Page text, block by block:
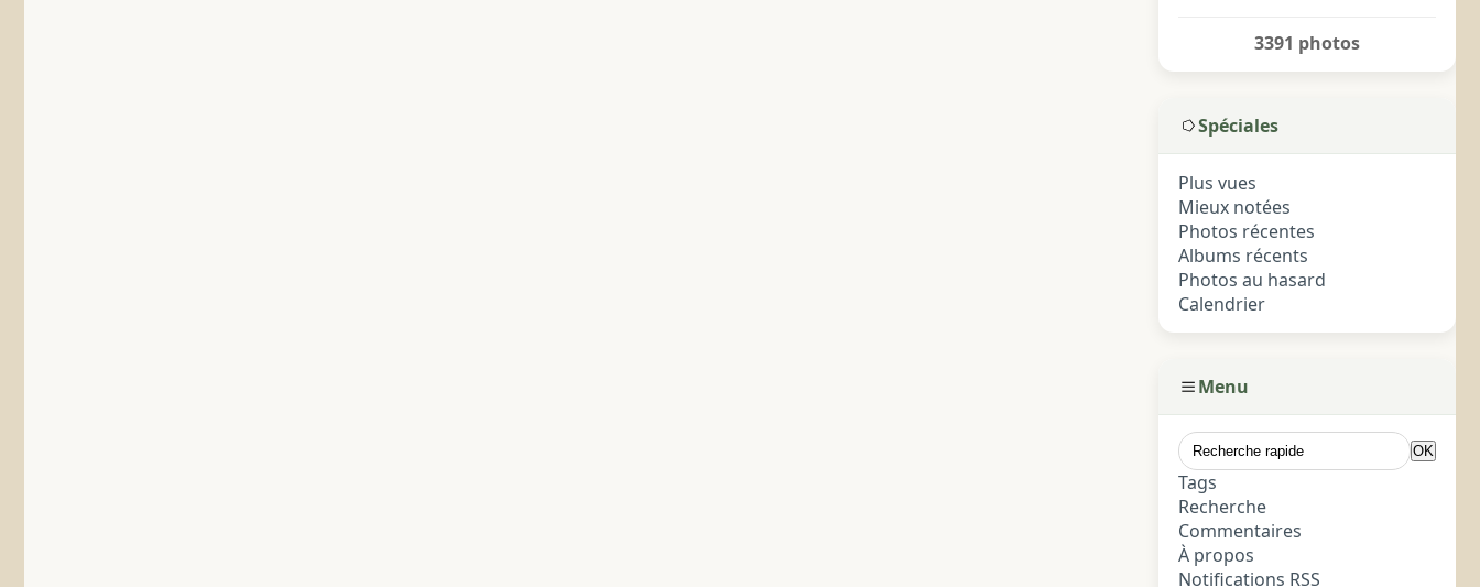
3391 photos
Spéciales
Plus vues
Mieux notées
Photos récentes
Albums récents
Photos au hasard
Calendrier
Menu
Tags
Recherche
Commentaires
À propos
Notifications RSS